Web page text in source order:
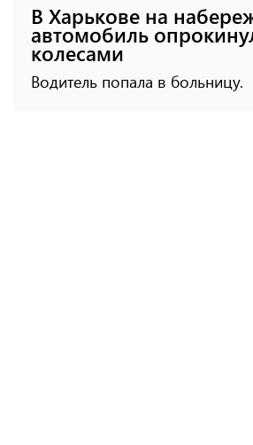
В Харькове на
автомобиль
колесами
Водитель попала в больницу.